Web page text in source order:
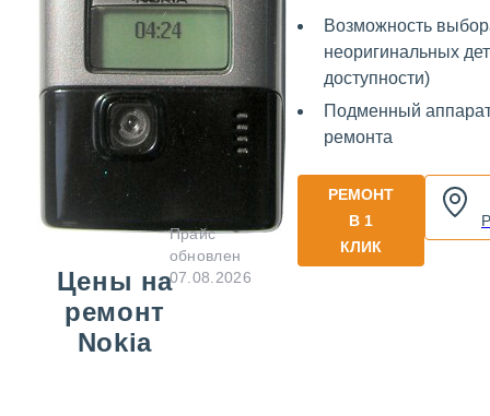
Возможность
неоригинальных
доступности)
Подменный
ремонта
РЕМОНТ
В 1
КЛИК
Цены на
ремонт
Nokia
Прайс
обновлен
07.08.2026